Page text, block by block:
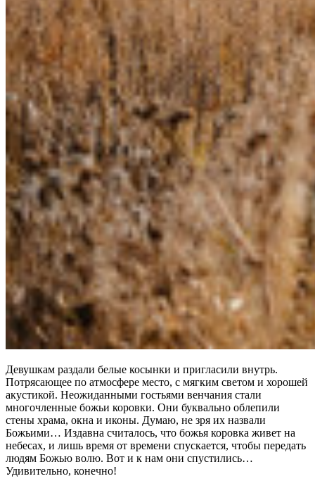
Девушкам раздали белые косынки и пригласили внутрь.
Потрясающее по атмосфере место, с мягким светом и хорошей
акустикой. Неожиданными гостьями венчания стали
многочленные божьи коровки. Они буквально облепили
стены храма, окна и иконы. Думаю, не зря их назвали
Божьими… Издавна считалось, что божья коровка живет на
небесах, и лишь время от времени спускается, чтобы передать
людям Божью волю. Вот и к нам они спустились…
Удивительно, конечно!